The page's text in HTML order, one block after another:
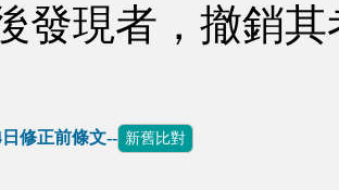
發現者，撤銷
正前條文-- 新舊比對